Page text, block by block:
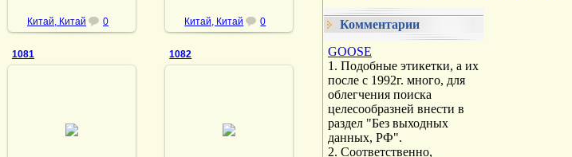
Китай, Китай 0 Китай, Китай 0
1081 1082
Комментарии
GOOSE
1. Подобные этикетки, а их
после с 1992г. много, для
облегчения поиска
целесообразней внести в
раздел "Без выходных
данных, РФ".
2. Соответственно,